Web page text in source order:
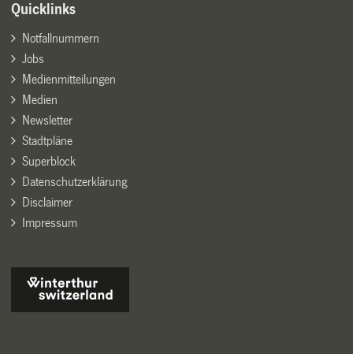
Quicklinks
Notfallnummern
Jobs
Medienmitteilungen
Medien
Newsletter
Stadtpläne
Superblock
Datenschutzerklärung
Disclaimer
Impressum